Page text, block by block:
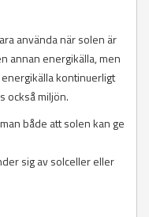
använda när solen är
annan energikälla, men
kontinuerligt
också miljön.
både att solen kan ge
sig av solceller eller